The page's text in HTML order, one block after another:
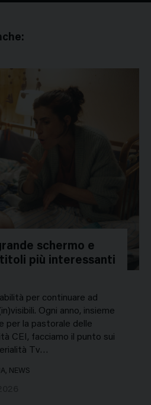
schermo e
più interessanti
per continuare ad
Ogni anno, insieme
per la pastorale delle
CEI, facciamo il punto sui
Tv…
NEWS